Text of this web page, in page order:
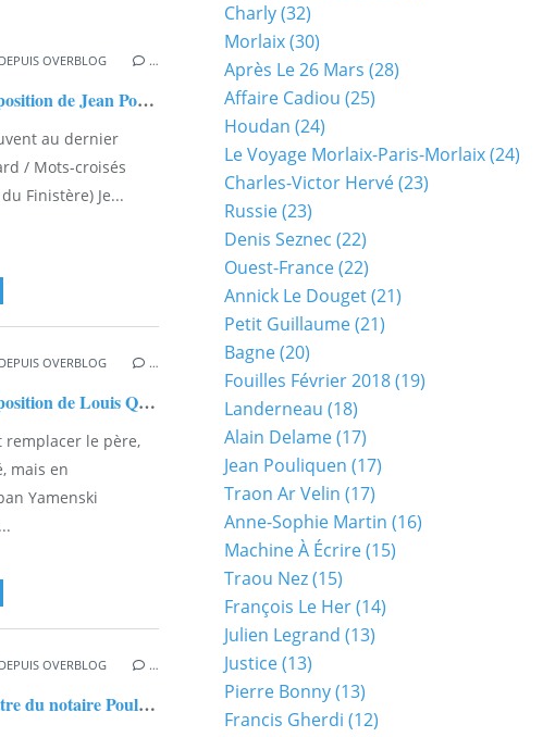
OVERBLOG …
Affaire Seznec. Déposition de Jean Pouliquen devant le juge Campion le 1er septembre 1923.
au dernier
/ Mots-croisés
Finistère) Je...
OVERBLOG …
Affaire Seznec. Déposition de Louis Quémeneur devant le juge Campion le 6 septembre 1923.
remplacer le père,
mais en
Yamenski
OVERBLOG …
Affaire Seznec. Lettre du notaire Pouliquen au Président de la Chambre des Mises en Accusation...
Charly(32)
Morlaix(30)
Après Le 26 Mars (28)
Affaire Cadiou (25)
Houdan (24)
Le Voyage Morlaix-Paris-Morlaix(24)
Charles-Victor Hervé(23)
Russie(23)
Denis Seznec (22)
Ouest-France(22)
Annick Le Douget(21)
Petit Guillaume(21)
Bagne(20)
Fouilles Février 2018(19)
Landerneau (18)
Alain Delame(17)
Jean Pouliquen (17)
Traon Ar Velin (17)
Anne-Sophie Martin (16)
Machine À Écrire(15)
Traou Nez(15)
François Le Her(14)
Julien Legrand (13)
Justice(13)
Pierre Bonny(13)
Francis Gherdi (12)